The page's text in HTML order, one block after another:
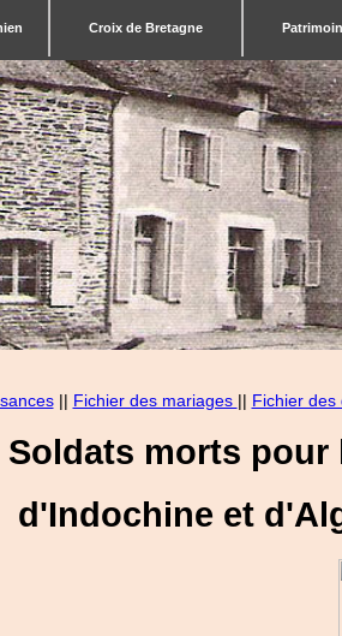
Croix de Bretagne
|| Fichier des mariages || Fichier des
Soldats morts pour
d'Indochine et